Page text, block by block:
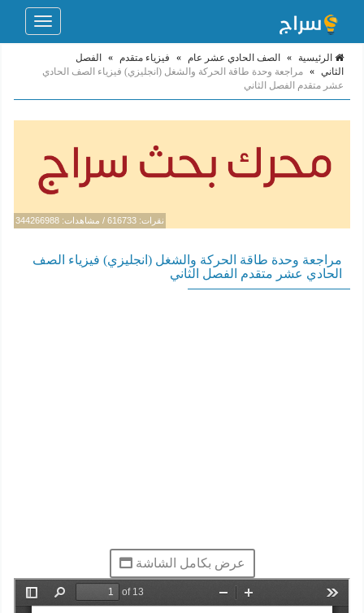
Toggle
الرئيسية » الصف الحادي عشر عام » فيزياء متقدم »
الفصل
الثاني » مراجعة وحدة طاقة الحركة والشغل (انجليزي) فيزياء الصف الحادي
عشر متقدم الفصل الثاني
نقرات: 616733 / مشاهدات: 344266988
مراجعة وحدة طاقة الحركة والشغل (انجليزي) فيزياء الصف
الحادي عشر متقدم الفصل الثاني
عرض بكامل الشاشة